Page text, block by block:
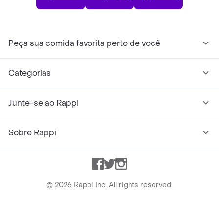
Peça sua comida favorita perto de você
Categorias
Junte-se ao Rappi
Sobre Rappi
Facebook
TwitterInstagram
© 2026 Rappi Inc. All rights reserved.